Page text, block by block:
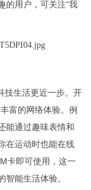
的用户，可关注“我
技生活更近一步。开
富的网络体验。例
能通过趣味表情和
在运动时也能在线
卡即可使用，这一
能生活体验。